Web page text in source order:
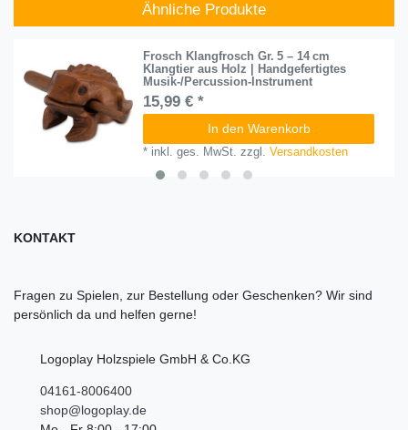
Ähnliche Produkte
Frosch Klangfrosch Gr. 5 – 14 cm
Klangtier aus Holz | Handgefertigtes
Musik-/Percussion-Instrument
15,99 € *
In den Warenkorb
* inkl. ges. MwSt. zzgl.Versandkosten
KONTAKT
Fragen zu Spielen, zur Bestellung oder Geschenken? Wir sind
persönlich da und helfen gerne!
Logoplay Holzspiele GmbH & Co.KG
04161-8006400
shop@logoplay.de